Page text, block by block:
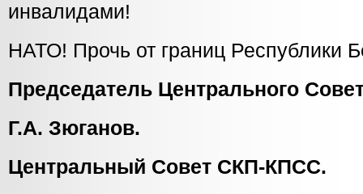
инвалидами!
НАТО! Прочь от границ Республики
Председатель Центрального
Г.А. Зюганов.
Центральный Совет СКП-КПСС.